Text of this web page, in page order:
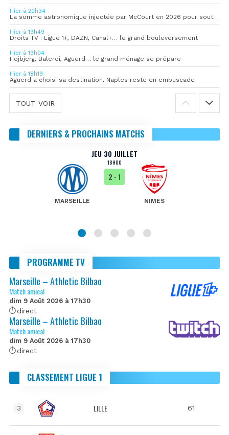
Hier à 20h34
La somme astronomique injectée par McCourt en 2026 pour soutenir l’OM
Hier à 19h49
Droits TV : Ligue 1+, DAZN, Canal+… le grand bouleversement
Hier à 19h04
Hojbjerg, Balerdi, Aguerd… le grand ménage se prépare
Hier à 18h19
Aguerd a choisi sa destination, Naples reste en embuscade
TOUT VOIR
DERNIERS & PROCHAINS MATCHS
JEU 30 JUILLET
18H00
MARSEILLE
2 - 1
NIMES
PROGRAMME TV
Marseille – Athletic Bilbao
Match amical
dim 9 Août 2026 à 17h30
direct
Marseille – Athletic Bilbao
Match amical
dim 9 Août 2026 à 17h30
direct
CLASSEMENT LIGUE 1
3 LILLE 61